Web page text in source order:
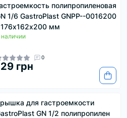
полипропиленовая
1/6 GastroPlast GNPP--0016200
мм
наличии
0
грн
для гастроемкости
GN 1/2 полипропилен